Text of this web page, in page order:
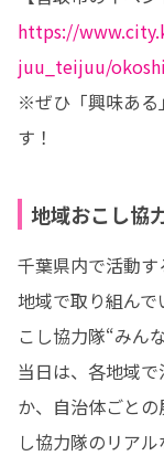
https://
juu_teijuu/
※ぜひ「興味ある
す！
地域おこし協
千葉県内で活動
地域で取り組ん
こし協力隊“みん
当日は、各地域
か、自治体ごと
し協力隊のリア